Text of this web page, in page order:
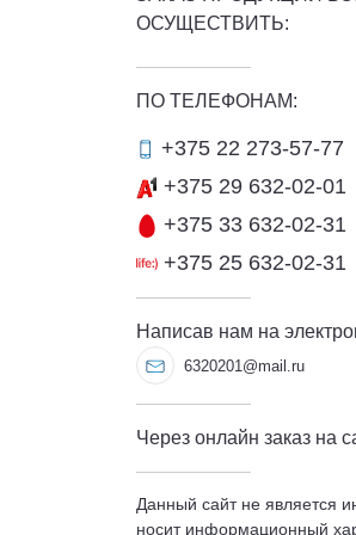
ОСУЩЕСТВИТЬ:
ПО ТЕЛЕФОНАМ:
+375 22 273-57-77
+375 29 632-02-01
+375 33 632-02-31
+375 25 632-02-31
Написав нам на
6320201@mail.ru
Через онлайн заказ на
Данный сайт не является
носит информационный